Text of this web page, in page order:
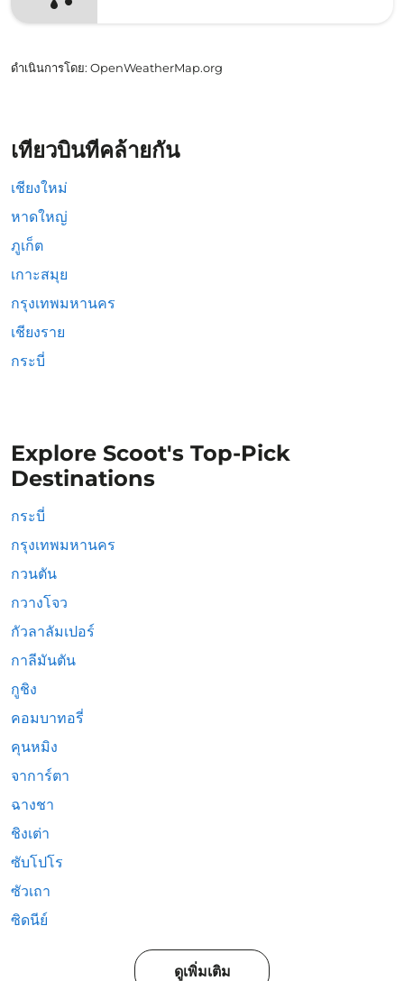
ดำเนินการโดย: OpenWeatherMap.org
เที่ยวบินที่คล้ายกัน
เชียงใหม่
หาดใหญ่
ภูเก็ต
เกาะสมุย
กรุงเทพมหานคร
เชียงราย
กระบี่
Explore Scoot's Top-Pick
Destinations
กระบี่
กรุงเทพมหานคร
กวนตัน
กวางโจว
กัวลาลัมเปอร์
กาลีมันตัน
กูชิง
คอมบาทอรี่
คุนหมิง
จาการ์ตา
ฉางชา
ชิงเต่า
ซับโปโร
ซัวเถา
ซิดนีย์
ดูเพิ่มเติม